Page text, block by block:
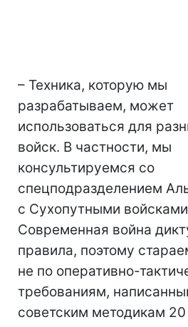
– Техника, которую мы
разрабатываем, может
использоваться для
войск. В частности, мы
консультируемся со
спецподразделением
с Сухопутными
Современная война
правила, поэтому
не по оперативно-
требованиям,
советским методикам 20